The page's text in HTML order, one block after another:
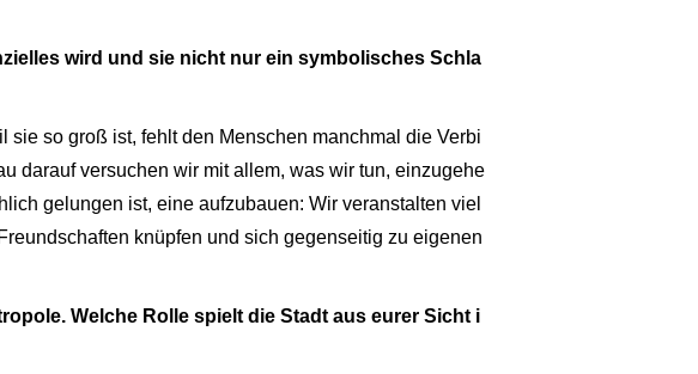
wird und sie nicht nur ein symbolisches Schla
so groß ist, fehlt den Menschen manchmal die Verbi
darauf versuchen wir mit allem, was wir tun, einzugehe
gelungen ist, eine aufzubauen: Wir veranstalten viel
knüpfen und sich gegenseitig zu eigenen
Welche Rolle spielt die Stadt aus eurer Sicht i